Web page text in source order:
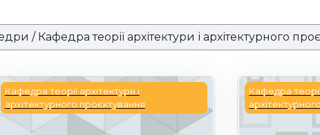
*КАФЕДРА ТЕОРІЇ АРХІТЕКТУРИ
Кафедра теорії архітектури і
архітектурного проєктування
Кафедра